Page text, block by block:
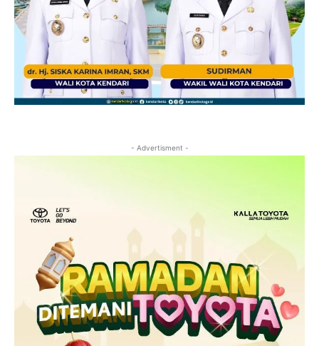
- Advertisment -